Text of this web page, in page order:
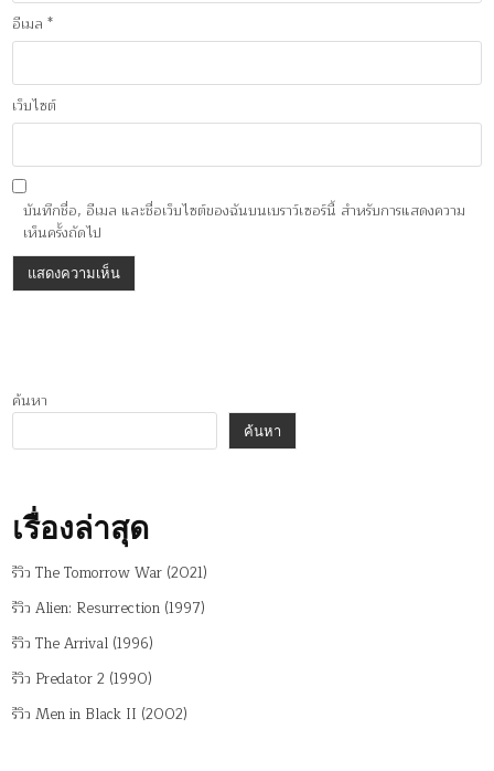
อีเมล*
เว็บไซต์
บันทึกชื่อ, อีเมล และชื่อเว็บไซต์ของฉันบนเบราว์เซอร์นี้ สำหรับการแสดงความ
เห็นครั้งถัดไป
ค้นหา
ค้นหา
เรื่องล่าสุด
รีวิว The Tomorrow War (2021)
รีวิว Alien: Resurrection (1997)
รีวิว The Arrival (1996)
รีวิว Predator 2 (1990)
รีวิว Men in Black II (2002)